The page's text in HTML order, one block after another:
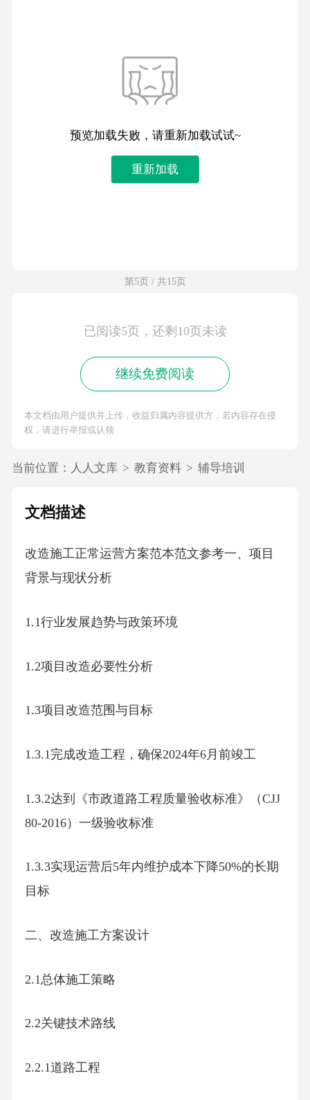
预览加载失败，请重新加载试试~
重新加载
第5页 / 共15页
已阅读5页，还剩10页未读
继续免费阅读
本文档由用户提供并上传，收益归属内容提供方，若内容存在侵
权，请进行举报或认领
当前位置： 人人文库 > 教育资料 > 辅导培训
文档描述
改造施工正常运营方案范本范文参考一、项目
背景与现状分析
1.1行业发展趋势与政策环境
1.2项目改造必要性分析
1.3项目改造范围与目标
1.3.1完成改造工程，确保2024年6月前竣工
1.3.2达到《市政道路工程质量验收标准》（CJJ
80-2016）一级验收标准
1.3.3实现运营后5年内维护成本下降50%的长期
目标
二、改造施工方案设计
2.1总体施工策略
2.2关键技术路线
2.2.1道路工程